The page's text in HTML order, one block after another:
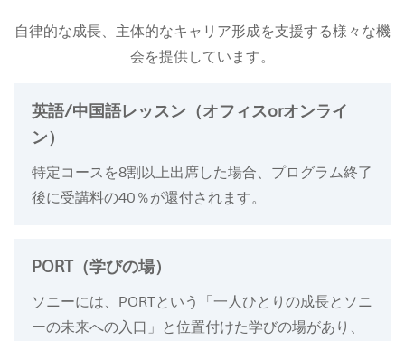
自律的な成長、主体的なキャリア形成を支援する様々な機
会を提供しています。
英語/中国語レッスン（オフィスorオンライ
ン）
特定コースを8割以上出席した場合、プログラム終了
後に受講料の40％が還付されます。
PORT（学びの場）
ソニーには、PORTという「一人ひとりの成長とソニ
ーの未来への入口」と位置付けた学びの場があり、